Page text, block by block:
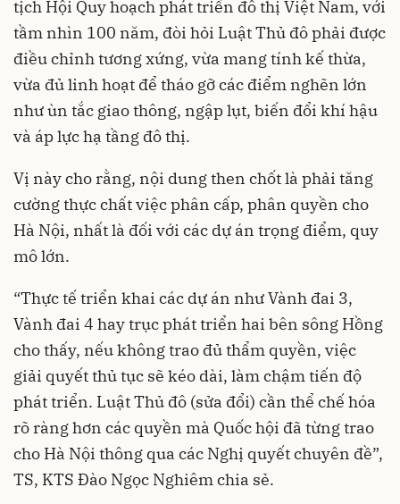
tịch Hội Quy hoạch phát triển đô thị Việt Nam, với
tầm nhìn 100 năm, đòi hỏi Luật Thủ đô phải được
điều chỉnh tương xứng, vừa mang tính kế thừa,
vừa đủ linh hoạt để tháo gỡ các điểm nghẽn lớn
như ùn tắc giao thông, ngập lụt, biến đổi khí hậu
và áp lực hạ tầng đô thị.
Vị này cho rằng, nội dung then chốt là phải tăng
cường thực chất việc phân cấp, phân quyền cho
Hà Nội, nhất là đối với các dự án trọng điểm, quy
mô lớn.
“Thực tế triển khai các dự án như Vành đai 3,
Vành đai 4 hay trục phát triển hai bên sông Hồng
cho thấy, nếu không trao đủ thẩm quyền, việc
giải quyết thủ tục sẽ kéo dài, làm chậm tiến độ
phát triển. Luật Thủ đô (sửa đổi) cần thể chế hóa
rõ ràng hơn các quyền mà Quốc hội đã từng trao
cho Hà Nội thông qua các Nghị quyết chuyên đề”,
TS, KTS Đào Ngọc Nghiêm chia sẻ.